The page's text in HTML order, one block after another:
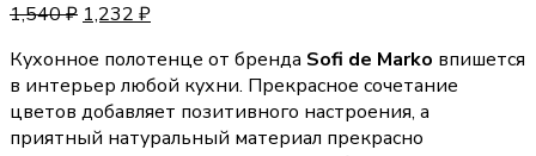
1,540₽ 1,232 ₽
Кухонное полотенце от бренда Sofi de Marko впишется
в интерьер любой кухни. Прекрасное сочетание
цветов добавляет позитивного настроения, а
приятный натуральный материал прекрасно